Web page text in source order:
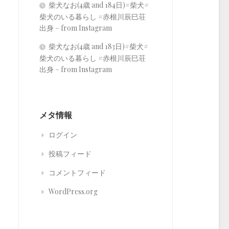
柴犬なお(4歳 and 184日)#柴犬#
柴犬のいる暮らし #赤根川辰巳荘
出身 – from Instagram
柴犬なお(4歳 and 183日)#柴犬#
柴犬のいる暮らし #赤根川辰巳荘
出身 – from Instagram
メタ情報
ログイン
投稿フィード
コメントフィード
WordPress.org